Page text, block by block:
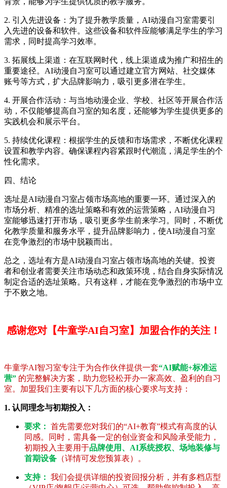
2. 引入先进设备：为了提升教学质量，AI动漫自习室需要引
入先进的设备和软件。这些设备和软件应能够满足学生的学习
需求，同时提高学习效率。
3. 拓展线上渠道：在互联网时代，线上渠道成为推广和招生的
重要途径。AI动漫自习室可以通过建立官方网站、社交媒体
账号等方式，扩大品牌影响力，吸引更多潜在学生。
4. 开展合作活动：与当地动漫企业、学校、社区等开展合作活
动，不仅能够提高自习室的知名度，还能够为学生提供更多的
实践机会和展示平台。
5. 持续优化课程：根据学生的反馈和市场需求，不断优化课程
设置和教学内容。确保课程内容紧跟时代潮流，满足学生的个
性化需求。
四、结论
选址是AI动漫自习室占领市场高地的重要一环。通过深入的
市场分析、精准的选址策略和有效的运营策略，AI动漫自习
室能够迅速打开市场，吸引更多学生前来学习。同时，不断优
化教学质量和服务水平，提升品牌影响力，使AI动漫自习室
在竞争激烈的市场中脱颖而出。
总之，选址有方是AI动漫自习室占领市场高地的关键。投资
者和创业者需要关注市场动态和政策环境，结合自身实际情况
制定合适的选址策略。只有这样，才能在竞争激烈的市场中立
于不败之地。
感谢您对【牛童学AI自习室】加盟合作的关注！
牛童学AI智习室专注于为合作伙伴提供一套“AI赋能+标准运
营” 的完整解决方案，助力您轻松开办一家高效、盈利的自习
室。加盟我们主要有以下几方面的核心要求与支持：
1. 认同理念与初期投入：
要求： 首先需要您对我们的“AI+教育”模式有高度的认
同感。同时，需具备一定的创业资金和风险承受能力，
初期投入主要用于品牌使用、AI系统授权、场地装修与
首期设备 （详情可发您预算表）。
支持： 我们会提供详细的投资回报分析，并有多档店型